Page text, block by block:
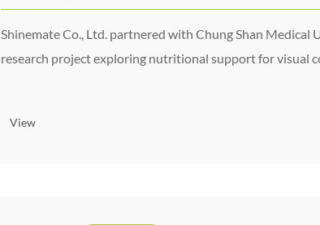
Shinemate Co., Ltd. partnered with Chung Shan Medical
research project exploring nutritional support for visual
View